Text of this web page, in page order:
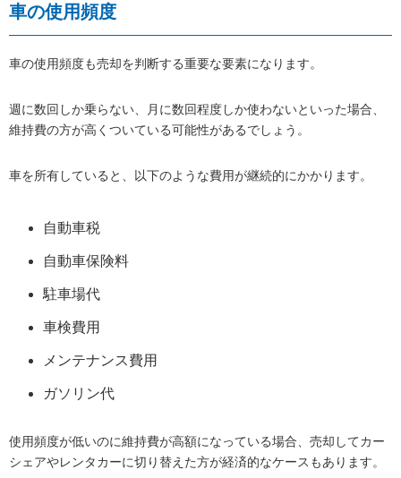
車の使用頻度
車の使用頻度も売却を判断する重要な要素になります。
週に数回しか乗らない、月に数回程度しか使わないといった場合、
維持費の方が高くついている可能性があるでしょう。
車を所有していると、以下のような費用が継続的にかかります。
自動車税
自動車保険料
駐車場代
車検費用
メンテナンス費用
ガソリン代
使用頻度が低いのに維持費が高額になっている場合、売却してカー
シェアやレンタカーに切り替えた方が経済的なケースもあります。